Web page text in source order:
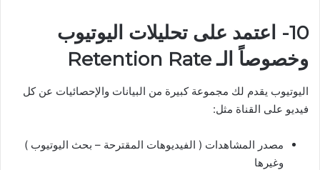
10- اعتمد على تحليلات اليوتيوب
وخصوصاً الـ Retention Rate
اليوتيوب يقدم لك مجموعة كبيرة من البيانات والإحصائيات عن كل
فيديو على القناة مثل:
مصدر المشاهدات ( الفيديوهات المقترحة – بحث اليوتيوب )
وغيرها